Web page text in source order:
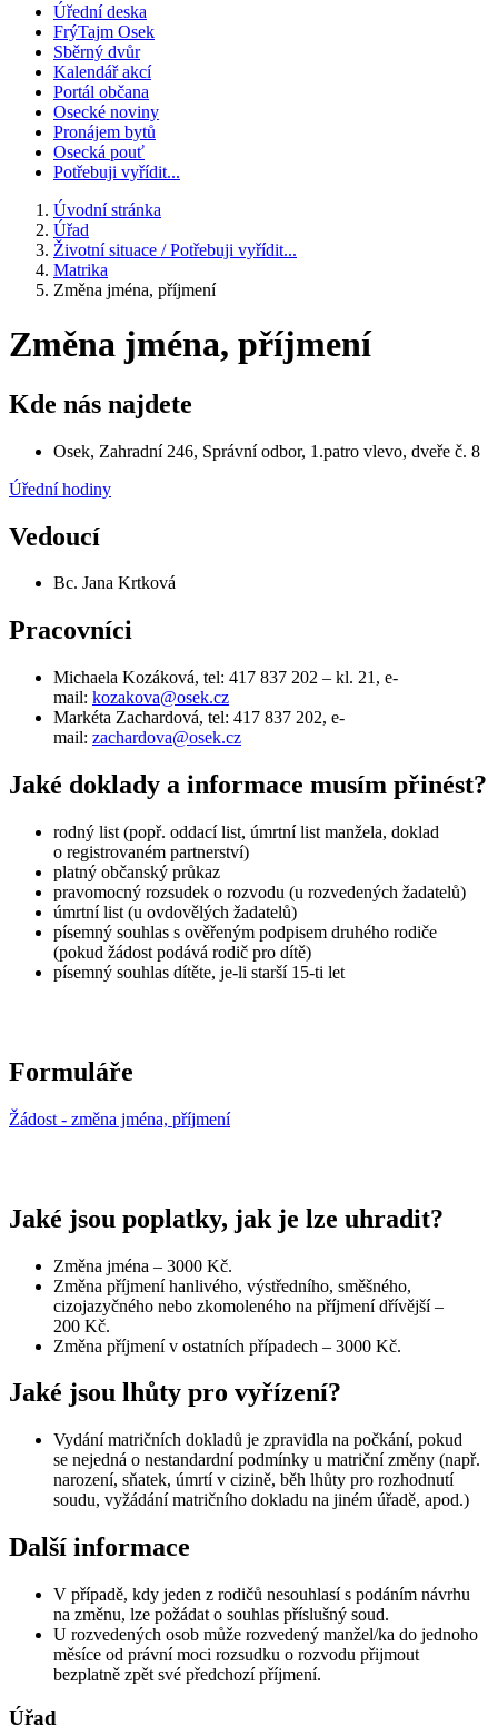
Úřední deska
FrýTajm Osek
Sběrný dvůr
Kalendář akcí
Portál občana
Osecké noviny
Pronájem bytů
Osecká pouť
Potřebuji vyřídit...
Úvodní stránka
Úřad
Životní situace / Potřebuji vyřídit...
Matrika
Změna jména, příjmení
Změna jména, příjmení
Kde nás najdete
Osek, Zahradní 246, Správní odbor, 1.patro vlevo, dveře č. 8
Úřední hodiny
Vedoucí
Bc. Jana Krtková
Pracovníci
Michaela Kozáková, tel: 417 837 202 – kl. 21, e-
mail: kozakova@osek.cz
Markéta Zachardová, tel: 417 837 202, e-
mail: zachardova@osek.cz
Jaké doklady a informace musím přinést?
rodný list (popř. oddací list, úmrtní list manžela, doklad
o registrovaném partnerství)
platný občanský průkaz
pravomocný rozsudek o rozvodu (u rozvedených žadatelů)
úmrtní list (u ovdovělých žadatelů)
písemný souhlas s ověřeným podpisem druhého rodiče
(pokud žádost podává rodič pro dítě)
písemný souhlas dítěte, je-li starší 15-ti let
Formuláře
Žádost - změna jména, příjmení
Jaké jsou poplatky, jak je lze uhradit?
Změna jména – 3000 Kč.
Změna příjmení hanlivého, výstředního, směšného,
cizojazyčného nebo zkomoleného na příjmení dřívější –
200 Kč.
Změna příjmení v ostatních případech – 3000 Kč.
Jaké jsou lhůty pro vyřízení?
Vydání matričních dokladů je zpravidla na počkání, pokud
se nejedná o nestandardní podmínky u matriční změny (např.
narození, sňatek, úmrtí v cizině, běh lhůty pro rozhodnutí
soudu, vyžádání matričního dokladu na jiném úřadě, apod.)
Další informace
V případě, kdy jeden z rodičů nesouhlasí s podáním návrhu
na změnu, lze požádat o souhlas příslušný soud.
U rozvedených osob může rozvedený manžel/ka do jednoho
měsíce od právní moci rozsudku o rozvodu přijmout
bezplatně zpět své předchozí příjmení.
Úřad